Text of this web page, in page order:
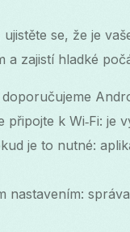
se, že je
a zajistí hladké
připojte k Wi‑Fi: je
je to nutné:
nastavením: